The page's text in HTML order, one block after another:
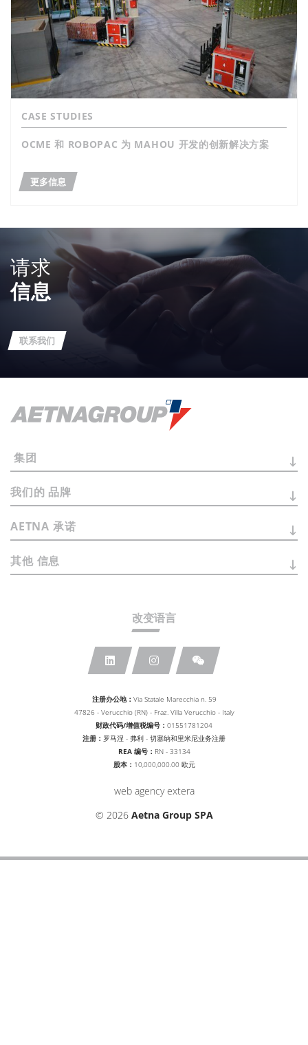
CASE STUDIES
OCME 和 ROBOPAC 为 MAHOU 开发的创新解决方案
更多信息
请求
信息
联系我们
注册办公地： Via Statale Marecchia n. 59
47826 - Verucchio (RN) - Fraz. Villa Verucchio - Italy
财政代码/增值税编号： 01551781204
注册： 罗马涅 - 弗利 - 切塞纳和里米尼业务注册
REA 编号： RN - 33134
股本： 10,000,000.00 欧元
web agency extera
© 2026 Aetna Group SPA
改变语言
集团
我们的 品牌
AETNA 承诺
其他 信息